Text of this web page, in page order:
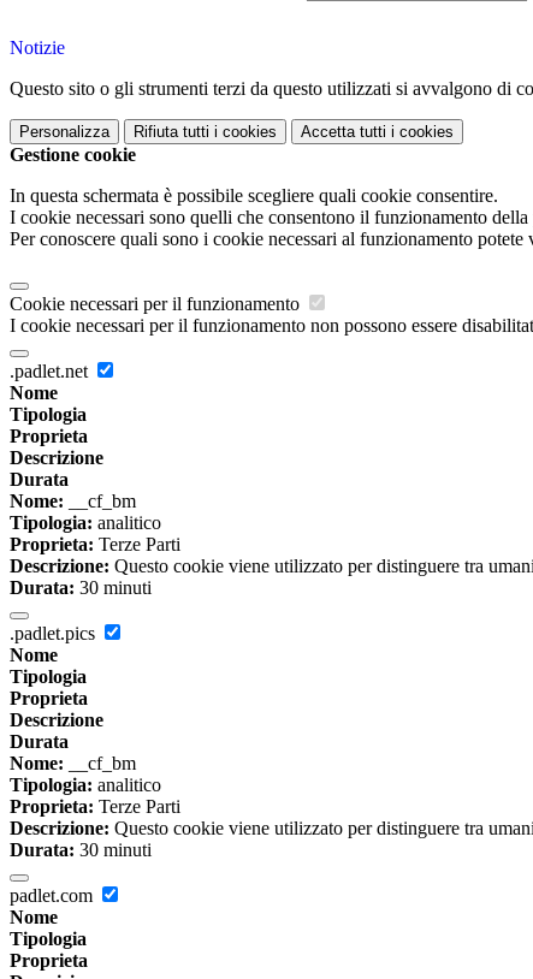
Notizie
Questo sito o gli strumenti terzi da questo utilizzati si avvalgono di
Personalizza Rifiuta tutti i cookies Accetta tutti i cookies
Gestione cookie
In questa schermata è possibile scegliere quali cookie consentire.
I cookie necessari sono quelli che consentono il funzionamento
Per conoscere quali sono i cookie necessari al funzionamento potete
Cookie necessari per il funzionamento
I cookie necessari per il funzionamento non possono essere
.padlet.net
Nome
Tipologia
Proprieta
Descrizione
Durata
Nome: __cf_bm
Tipologia: analitico
Proprieta: Terze Parti
Descrizione: Questo cookie viene utilizzato per distinguere tra
Durata: 30 minuti
.padlet.pics
Nome
Tipologia
Proprieta
Descrizione
Durata
Nome: __cf_bm
Tipologia: analitico
Proprieta: Terze Parti
Descrizione: Questo cookie viene utilizzato per distinguere tra
Durata: 30 minuti
padlet.com
Nome
Tipologia
Proprieta